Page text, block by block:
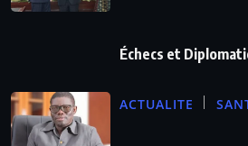
Échecs et
ACTUALITE